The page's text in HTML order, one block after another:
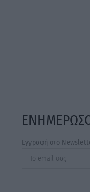
Εγγραφή στο